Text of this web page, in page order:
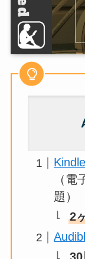
（
題）
2
30